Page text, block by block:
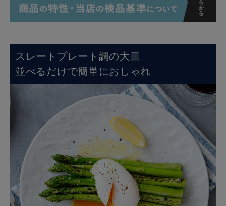
スレートプレート調の大皿
並べるだけで簡単におしゃれ